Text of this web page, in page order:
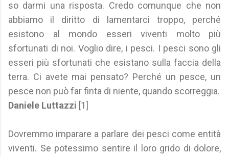
so darmi una risposta. Credo comunque che non
abbiamo il diritto di lamentarci troppo, perché
esistono al mondo esseri viventi molto più
sfortunati di noi. Voglio dire, i pesci. I pesci sono gli
esseri più sfortunati che esistano sulla faccia della
terra. Ci avete mai pensato? Perché un pesce, un
pesce non può far finta di niente, quando scorreggia.
Daniele Luttazzi [1]
Dovremmo imparare a parlare dei pesci come entità
viventi. Se potessimo sentire il loro grido di dolore,